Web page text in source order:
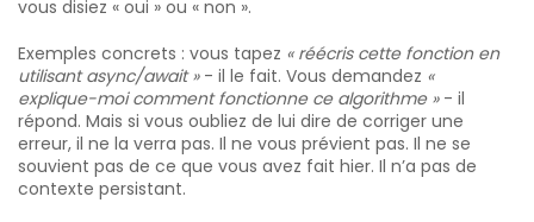
vous disiez « oui » ou « non ».
Exemples concrets : vous tapez « réécris cette fonction en
utilisant async/await »- il le fait. Vous demandez «
explique-moi comment fonctionne ce algorithme »- il
répond. Mais si vous oubliez de lui dire de corriger une
erreur, il ne la verra pas. Il ne vous prévient pas. Il ne se
souvient pas de ce que vous avez fait hier. Il n’a pas de
contexte persistant.